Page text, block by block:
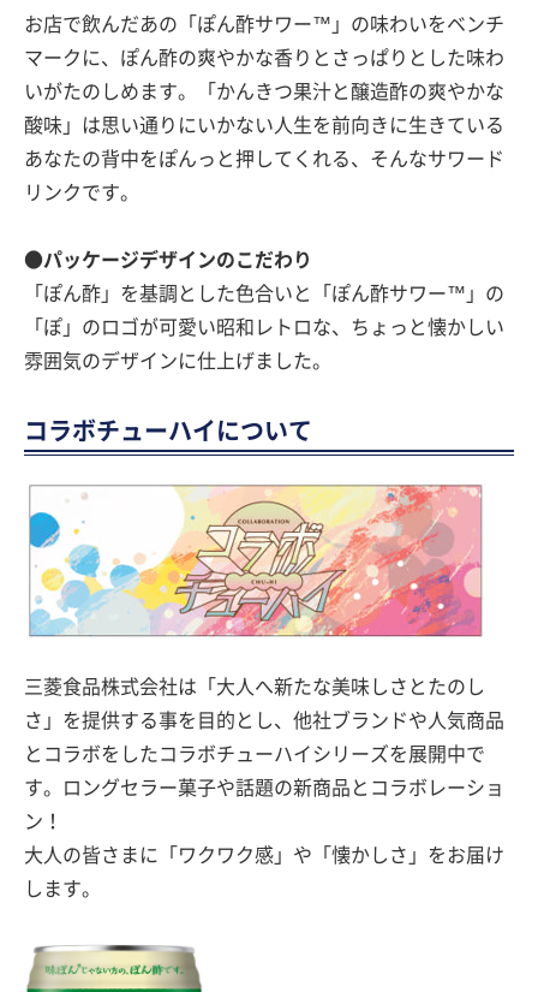
お店で飲んだあの「ぽん酢サワー™」の味わいをベンチ
マークに、ぽん酢の爽やかな香りとさっぱりとした味わ
いがたのしめます。「かんきつ果汁と醸造酢の爽やかな
酸味」は思い通りにいかない人生を前向きに生きている
あなたの背中をぽんっと押してくれる、そんなサワード
リンクです。
●パッケージデザインのこだわり
「ぽん酢」を基調とした色合いと「ぽん酢サワー™」の
「ぽ」のロゴが可愛い昭和レトロな、ちょっと懐かしい
雰囲気のデザインに仕上げました。
コラボチューハイについて
三菱食品株式会社は「大人へ新たな美味しさとたのし
さ」を提供する事を目的とし、他社ブランドや人気商品
とコラボをしたコラボチューハイシリーズを展開中で
す。ロングセラー菓子や話題の新商品とコラボレーショ
ン！
大人の皆さまに「ワクワク感」や「懐かしさ」をお届け
します。